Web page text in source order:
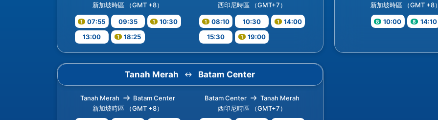
新加坡時區 （GMT +8）
07:55 09:35
10:30
13:00
18:25
西印尼時區 （GMT+7）
08:10 10:30
14:00
15:30
19:00
新加坡時區 （GMT +8）
10:00 14:10
Tanah Merah Batam Center
Tanah Merah
Batam Center
新加坡時區 （GMT +8）
Batam Center
Tanah Merah
西印尼時區 （GMT+7）